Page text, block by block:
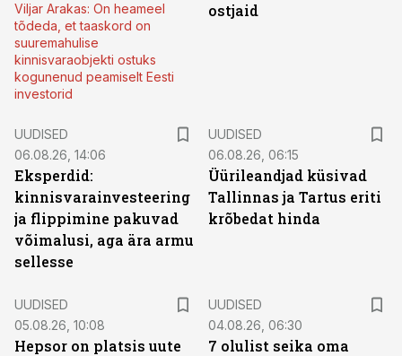
Viljar Arakas: On heameel
tõdeda, et taaskord on
suuremahulise
kinnisvaraobjekti ostuks
kogunenud peamiselt Eesti
investorid
ostjaid
UUDISED
06.08.26, 14:06
Eksperdid:
kinnisvarainvesteering
ja flippimine pakuvad
võimalusi, aga ära armu
sellesse
UUDISED
06.08.26, 06:15
Üürileandjad küsivad
Tallinnas ja Tartus eriti
krõbedat hinda
UUDISED
05.08.26, 10:08
Hepsor on platsis uute
UUDISED
04.08.26, 06:30
7 olulist seika oma